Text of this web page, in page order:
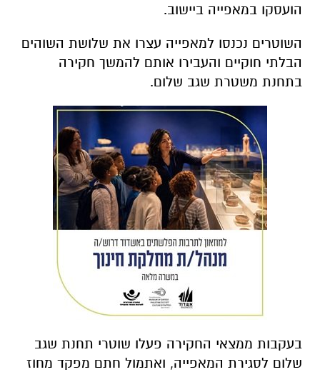
הועסקו במאפייה ביישוב.
השוטרים נכנסו למאפייה עצרו את שלושת השוהים
הבלתי חוקיים והעבירו אותם להמשך חקירה
בתחנת משטרת שגב שלום.
בעקבות ממצאי החקירה פעלו שוטרי תחנת שגב
שלום לסגירת המאפייה, ואתמול חתם מפקד מחוז